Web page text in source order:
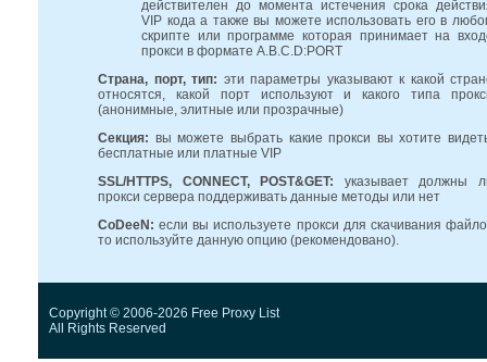
действителен до момента истечения срока
VIP кода а также вы можете использовать его в
скрипте или программе которая принимает на
прокси в формате A.B.C.D:PORT
Страна, порт, тип: эти параметры указывают к какой
относятся, какой порт используют и какого типа
(анонимные, элитные или прозрачные)
Секция: вы можете выбрать какие прокси вы хотите
бесплатные или платные VIP
SSL/HTTPS, CONNECT, POST&GET: указывает должны
прокси сервера поддерживать данные методы или нет
CoDeeN: если вы используете прокси для скачивания
то используйте данную опцию (рекомендовано).
Copyright © 2006-2026 Free Proxy List
All Rights Reserved